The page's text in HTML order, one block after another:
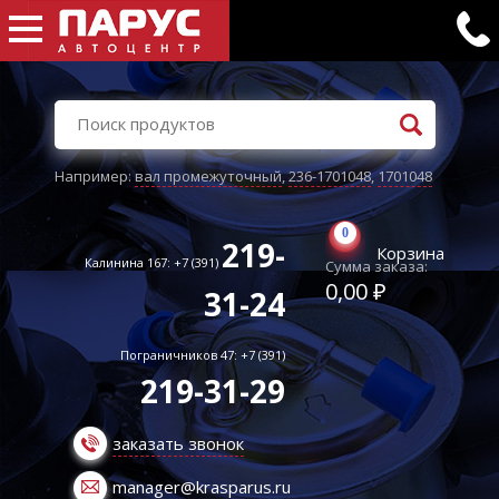
Например:вал промежуточный,236-1701048,1701048
Калинина 167: +7 (391) 219-
31-24
Пограничников 47: +7 (391)
219-31-29
заказать звонок
manager@krasparus.ru
0
Корзина
Сумма заказа:
0,00 ₽